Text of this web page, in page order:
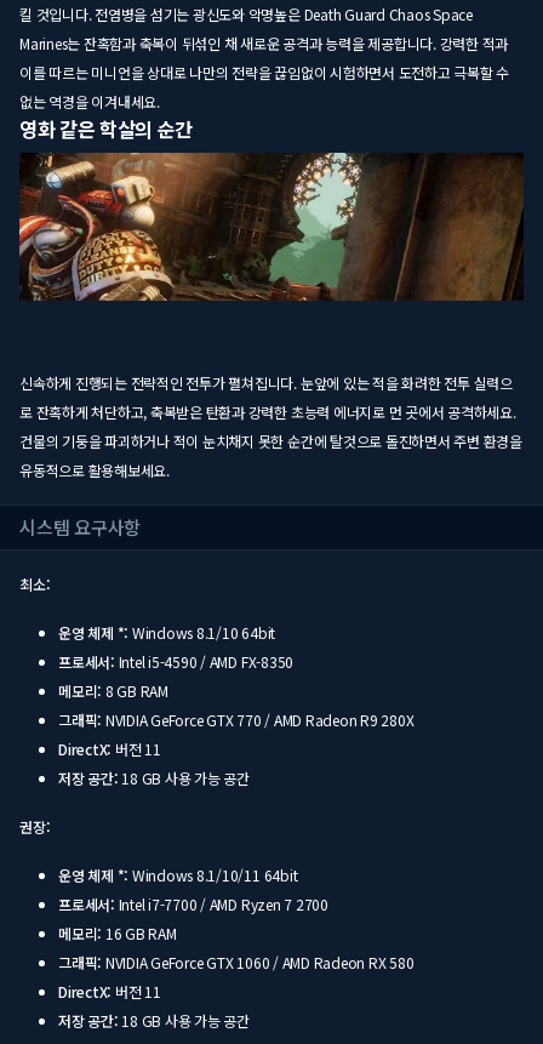
킬 것입니다. 전염병을 섬기는 광신도와 악명높은 Death Guard Chaos Space
Marines는 잔혹함과 축복이 뒤섞인 채 새로운 공격과 능력을 제공합니다. 강력한 적과
이를 따르는 미니언을 상대로 나만의 전략을 끊임없이 시험하면서 도전하고 극복할 수
없는 역경을 이겨내세요.
영화 같은 학살의 순간
신속하게 진행되는 전략적인 전투가 펼쳐집니다. 눈앞에 있는 적을 화려한 전투 실력으
로 잔혹하게 처단하고, 축복받은 탄환과 강력한 초능력 에너지로 먼 곳에서 공격하세요.
건물의 기둥을 파괴하거나 적이 눈치채지 못한 순간에 탈것으로 돌진하면서 주변 환경을
유동적으로 활용해보세요.
시스템 요구사항
최소:
운영 체제 *: Windows 8.1/10 64bit
프로세서: Intel i5-4590 / AMD FX-8350
메모리: 8 GB RAM
그래픽: NVIDIA GeForce GTX 770 / AMD Radeon R9 280X
DirectX: 버전 11
저장 공간: 18 GB 사용 가능 공간
권장:
운영 체제 *: Windows 8.1/10/11 64bit
프로세서: Intel i7-7700 / AMD Ryzen 7 2700
메모리: 16 GB RAM
그래픽: NVIDIA GeForce GTX 1060 / AMD Radeon RX 580
DirectX: 버전 11
저장 공간: 18 GB 사용 가능 공간